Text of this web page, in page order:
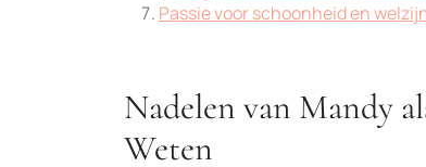
Passie voor schoonheid en
Nadelen van Mandy
Weten